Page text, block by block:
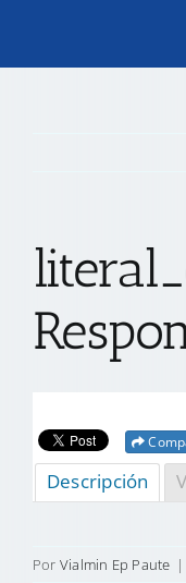
TRANSPARENCIA
CONTACTO
Descripción
Por Vialmin Ep Paute |